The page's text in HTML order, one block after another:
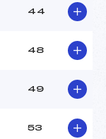
44
48
49
53